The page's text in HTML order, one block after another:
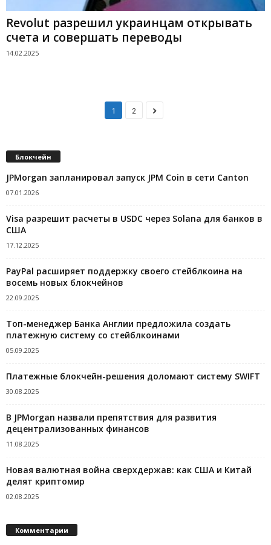
Revolut разрешил украинцам открывать
счета и совершать переводы
14.02.2025
1 2
Блокчейн
JPMorgan запланировал запуск JPM Coin в сети Canton
07.01.2026
Visa разрешит расчеты в USDC через Solana для банков в
США
17.12.2025
PayPal расширяет поддержку своего стейблкоина на
восемь новых блокчейнов
22.09.2025
Топ-менеджер Банка Англии предложила создать
платежную систему со стейблкоинами
05.09.2025
Платежные блокчейн-решения доломают систему SWIFT
30.08.2025
В JPMorgan назвали препятствия для развития
децентрализованных финансов
11.08.2025
Новая валютная война сверхдержав: как США и Китай
делят криптомир
02.08.2025
Комментарии